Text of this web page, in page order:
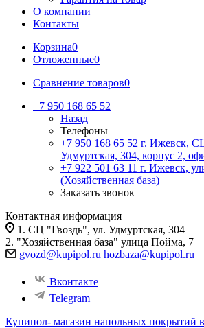
О компании
Контакты
Корзина0
Отложенные0
Сравнение товаров0
+7 950 168 65 52
Назад
Телефоны
+7 950 168 65 52 г. Ижевск,
Удмуртская, 304, корпус 2,
+7 922 501 63 11 г. Ижевск,
(Хозяйственная база)
Заказать звонок
Контактная информация
1. СЦ "Гвоздь", ул. Удмуртская, 304
2. "Хозяйственная база" улица Пойма, 7
gvozd@kupipol.ru hozbaza@kupipol.ru
Вконтакте
Telegram
Купипол- магазин напольных покрытий